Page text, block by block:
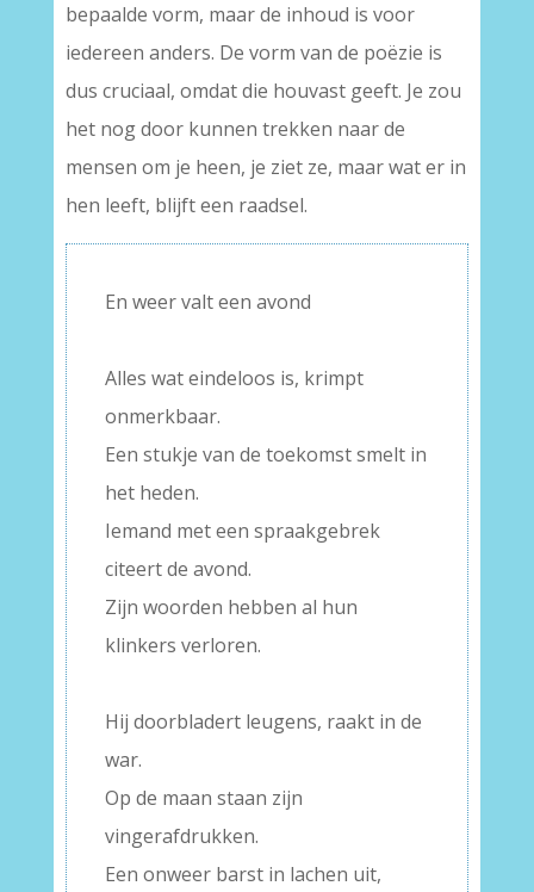
bepaalde vorm, maar de inhoud is voor
iedereen anders. De vorm van de poëzie is
dus cruciaal, omdat die houvast geeft. Je zou
het nog door kunnen trekken naar de
mensen om je heen, je ziet ze, maar wat er in
hen leeft, blijft een raadsel.
En weer valt een avond
Alles wat eindeloos is, krimpt
onmerkbaar.
Een stukje van de toekomst smelt in
het heden.
Iemand met een spraakgebrek
citeert de avond.
Zijn woorden hebben al hun
klinkers verloren.
Hij doorbladert leugens, raakt in de
war.
Op de maan staan zijn
vingerafdrukken.
Een onweer barst in lachen uit,